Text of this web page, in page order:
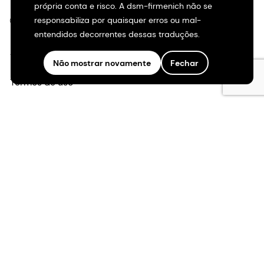
própria conta e risco. A dsm-firmenich não se
responsabiliza por quaisquer erros ou mal-
entendidos decorrentes dessas traduções.
Não mostrar novamente Fechar
©2026 dsm-firmenich. Todos os direitos reservados.
Aviso de privacidade
Termos de uso